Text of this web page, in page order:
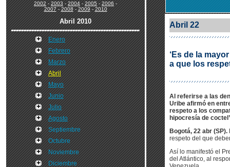
2002-2003-2004-2005-2006-
2007-2008-2009-2010
Abril 2010
Enero
Febrero
Marzo
Abril
Mayo
Junio
Julio
Agosto
Septiembre
Octubre
Noviembre
Diciembre
Abril 22
‘Es de la
a que los
Al referirse a las
Uribe afirmó en
respeto a los
hipocresía de
Bogotá, 22 abr (SP).
respeto del que
Así lo manifestó el
del Atlántico, al